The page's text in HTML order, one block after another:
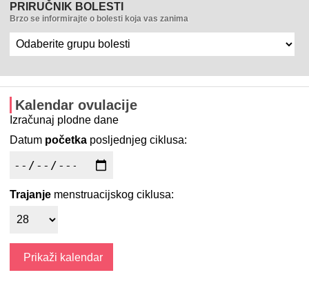
PRIRUČNIK BOLESTI
Brzo se informirajte o bolesti koja vas zanima
Kalendar ovulacije
Izračunaj plodne dane
Datum početka posljednjeg ciklusa:
Trajanje menstruacijskog ciklusa: